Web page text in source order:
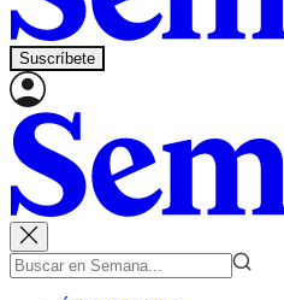
Suscríbete